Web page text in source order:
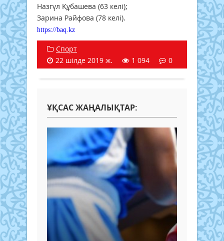
Назгүл Құбашева (63 келі);
Зарина Райфова (78 келі).
https://baq.kz
Спорт
22 шілде 2019 ж.
1 094 0
ҰҚСАС ЖАҢАЛЫҚТАР: